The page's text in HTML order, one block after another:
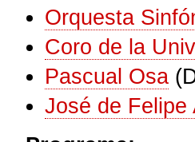
Orquesta
Coro de la
Pascual Osa
José de Felipe